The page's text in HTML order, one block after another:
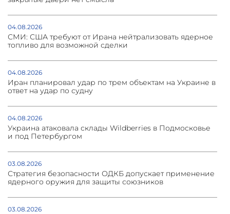
04.08.2026
СМИ: США требуют от Ирана нейтрализовать ядерное
топливо для возможной сделки
04.08.2026
Иран планировал удар по трем объектам на Украине в
ответ на удар по судну
04.08.2026
Украина атаковала склады Wildberries в Подмосковье
и под Петербургом
03.08.2026
Стратегия безопасности ОДКБ допускает применение
ядерного оружия для защиты союзников
03.08.2026